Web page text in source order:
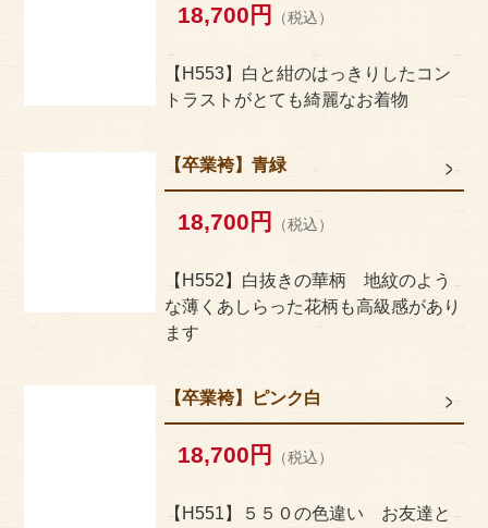
18,700円 （税込）
【H553】白と紺のはっきりしたコン
トラストがとても綺麗なお着物
【卒業袴】青緑
18,700円 （税込）
【H552】白抜きの華柄 地紋のよう
な薄くあしらった花柄も高級感があり
ます
【卒業袴】ピンク白
18,700円 （税込）
【H551】５５０の色違い お友達と